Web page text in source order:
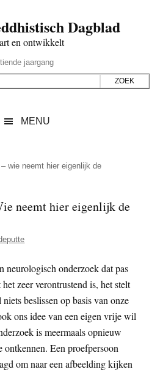
Dagblad
en ontwikkelt
jaargang
MENU
wie neemt hier eigenlijk de
neemt hier eigenlijk de
neurologisch onderzoek dat pas
zeer verontrustend is, het stelt
beslissen op basis van onze
ons idee van een eigen vrije wil
is meermaals opnieuw
ontkennen. Een proefpersoon
om naar een afbeelding kijken